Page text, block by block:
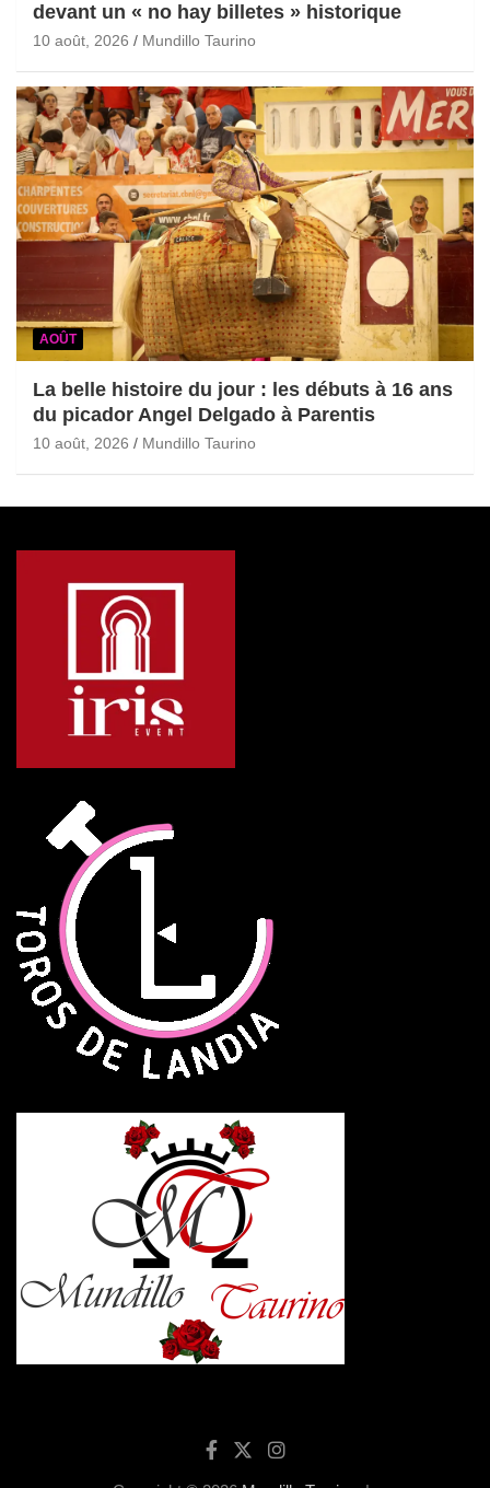
devant un « no hay billetes » historique
10 août, 2026 Mundillo Taurino
AOÛT
La belle histoire du jour : les débuts à 16 ans
du picador Angel Delgado à Parentis
10 août, 2026 Mundillo Taurino